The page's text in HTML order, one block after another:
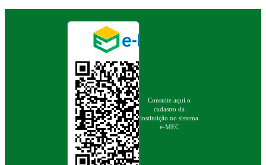
Consulte aqui o
cadastro da
instituição no sistema
e-MEC